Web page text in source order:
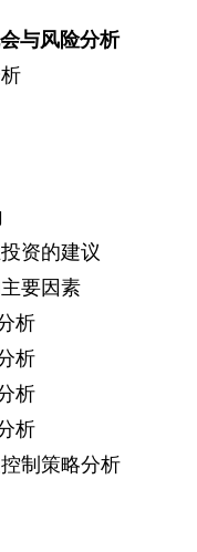
与风险分析
资的建议
要因素
析
析
析
析
制策略分析